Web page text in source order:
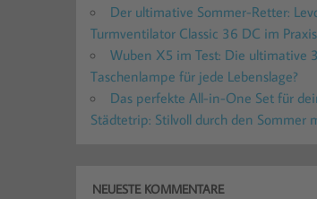
Der ultimative Sommer-Retter:
Turmventilator Classic 36 DC im
Wuben X5 im Test: Die ultimative
Taschenlampe für jede Lebenslage?
Das perfekte All-in-One Set für
Städtetrip: Stilvoll durch den Sommer
NEUESTE KOMMENTARE